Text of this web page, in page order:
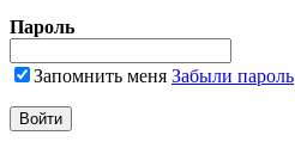
Пароль
Запомнить меня Забыли пароль